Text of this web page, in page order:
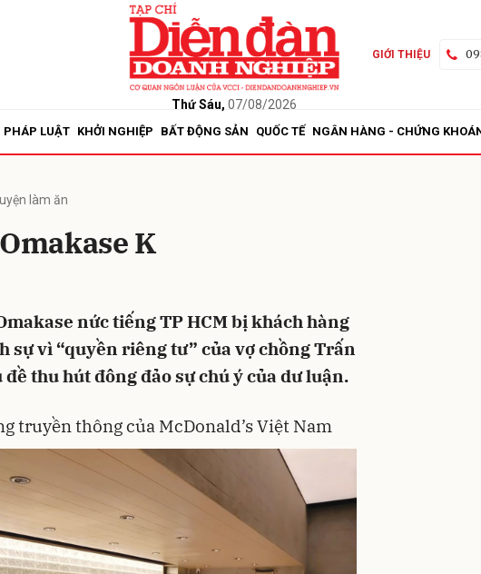
Thứ Sáu, 07/08/2026
GIỚI THIỆU
PHÁP LUẬT KHỞI NGHIỆP BẤT ĐỘNG SẢN QUỐC TẾ NGÂN HÀNG - CHỨNG
làm ăn
K
nức tiếng TP HCM bị khách hàng
sự vì “quyền riêng tư” của vợ chồng Trấn
thu hút đông đảo sự chú ý của dư luận.
truyền thông của McDonald’s Việt Nam